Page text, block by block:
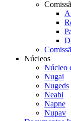
A
Núcleos
Núcleo
Nugai
Nugeds
Neabi
Napne
Nupav